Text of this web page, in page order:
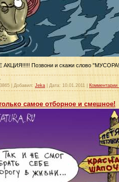
Позвони и скажи слово "МУСОРА!"
3865 Добавил: Jeka Дата: 10.01.2011 Комментарии
самое отборное и смешное!